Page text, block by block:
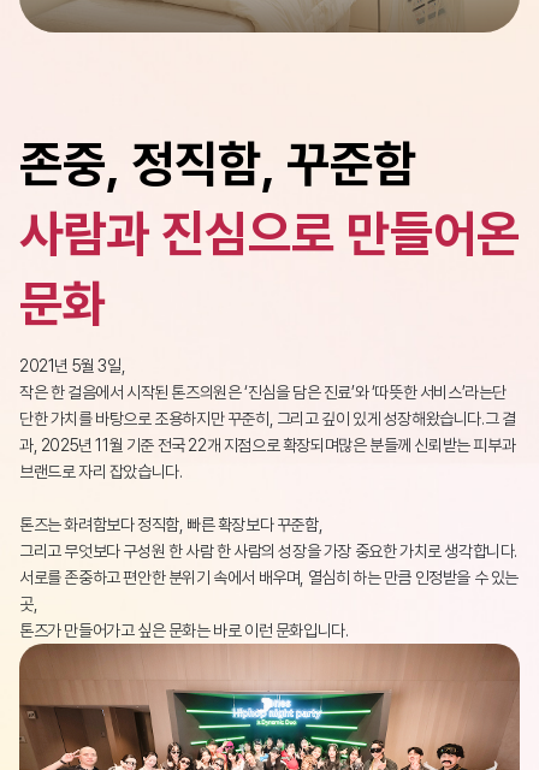
존중, 정직함, 꾸준함
사람과 진심으로 만들어온
문화
2021년 5월 3일,
작은 한 걸음에서 시작된 톤즈의원은 ‘진심을 담은 진료’와 ‘따뜻한 서비스’라는단
단한 가치를 바탕으로 조용하지만 꾸준히, 그리고 깊이 있게 성장해왔습니다.그 결
과, 2025년 11월 기준 전국 22개 지점으로 확장되며많은 분들께 신뢰받는 피부과
브랜드로 자리 잡았습니다.
톤즈는 화려함보다 정직함, 빠른 확장보다 꾸준함,
그리고 무엇보다 구성원 한 사람 한 사람의 성장을 가장 중요한 가치로 생각합니다.
서로를 존중하고 편안한 분위기 속에서 배우며, 열심히 하는 만큼 인정받을 수 있는
곳,
톤즈가 만들어가고 싶은 문화는 바로 이런 문화입니다.